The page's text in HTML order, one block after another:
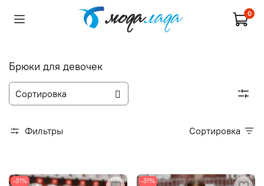
0
Брюки для девочек
Фильтры Сортировка
-31% -31%